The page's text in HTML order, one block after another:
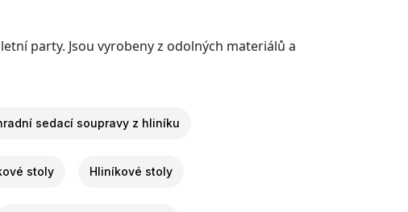
party. Jsou vyrobeny z odolných materiálů a
sedací soupravy z hliníku
stoly Hliníkové stoly